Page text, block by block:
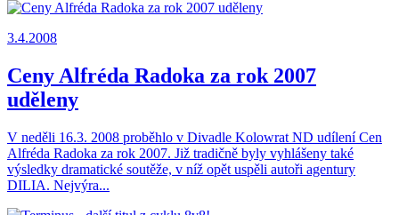
3.4.2008
Ceny Alfréda Radoka za rok 2007
uděleny
V neděli 16.3. 2008 proběhlo v Divadle Kolowrat ND udílení Cen
Alfréda Radoka za rok 2007. Již tradičně byly vyhlášeny také
výsledky dramatické soutěže, v níž opět uspěli autoři agentury
DILIA. Nejvýra...